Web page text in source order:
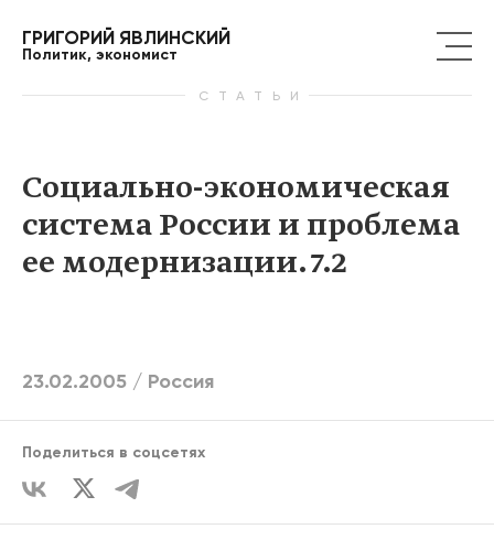
ГРИГОРИЙ ЯВЛИНСКИЙ
Политик, экономист
СТАТЬИ
Социально-экономическая
система России и проблема
ее модернизации. 7.2
23.02.2005 / Россия
Поделиться в соцсетях